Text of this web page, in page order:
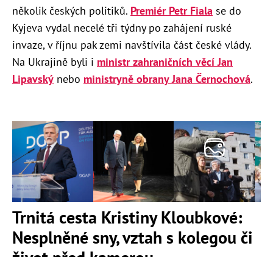
několik českých politiků. Premiér Petr Fiala se do
Kyjeva vydal necelé tři týdny po zahájení ruské
invaze, v říjnu pak zemi navštívila část české vlády.
Na Ukrajině byli i ministr zahraničních věcí Jan
Lipavský nebo ministryně obrany Jana Černochová.
Trnitá cesta Kristiny Kloubkové:
Nesplněné sny, vztah s kolegou či